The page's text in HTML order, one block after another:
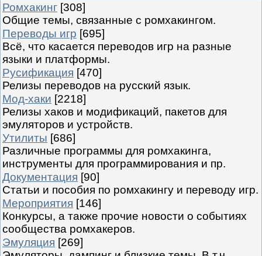
Ромхакинг [308]
Общие темы, связанные с ромхакингом.
Переводы игр [695]
Всё, что касается переводов игр на разные
языки и платформы.
Русификация [470]
Релизы переводов на русский язык.
Мод-хаки [2218]
Релизы хаков и модификаций, пакетов для
эмуляторов и устройств.
Утилиты [686]
Различные программы для ромхакинга,
инструменты для программирования и пр.
Документация [90]
Статьи и пособия по ромхакингу и переводу игр.
Мероприятия [146]
Конкурсы, а также прочие новости о событиях
сообщества ромхакеров.
Эмуляция [269]